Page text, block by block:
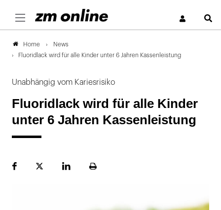
Home
News
Fluoridlack wird für alle Kinder unter 6 Jahren Kassenleistung
Unabhängig vom Kariesrisiko
Fluoridlack wird für alle Kinder
unter 6 Jahren Kassenleistung
FacebookPlattformLinekdInSeite